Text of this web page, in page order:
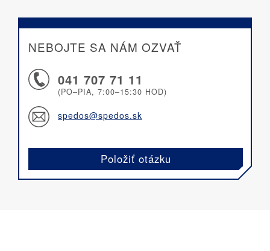
NEBOJTE SA NÁM OZVAŤ
041 707 71 11
(PO–PIA, 7:00–15:30 HOD)
spedos@spedos.sk
Položiť otázku